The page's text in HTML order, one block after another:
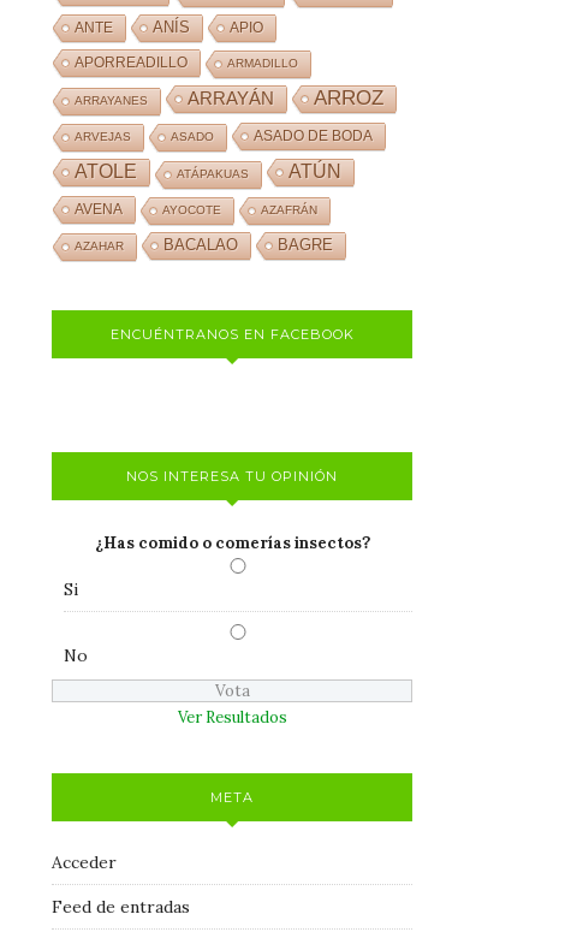
ANTE ANÍS APIO
APORREADILLO ARMADILLO
ARRAYANES ARRAYÁN ARROZ
ARVEJAS ASADO ASADO DE BODA
ATOLE ATÁPAKUAS ATÚN
AVENA AYOCOTE AZAFRÁN
AZAHAR BACALAO BAGRE
ENCUÉNTRANOS EN FACEBOOK
NOS INTERESA TU OPINIÓN
¿Has comido o comerías insectos?
Si
No
Ver Resultados
META
Acceder
Feed de entradas